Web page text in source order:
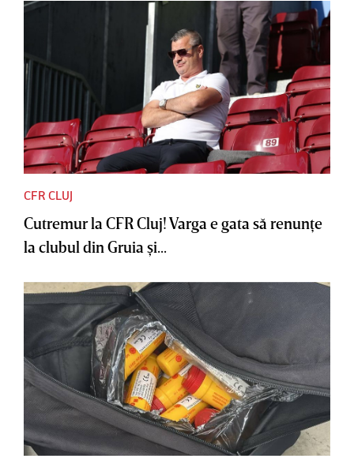
CFR CLUJ
Cutremur la CFR Cluj! Varga e gata să renunţe
la clubul din Gruia şi...